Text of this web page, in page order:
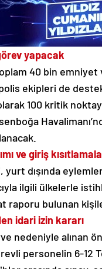
yapacak
40 bin emniyet
ekipleri de
100 kritik
ve giriş
dışında
ilgili ülkelerle
raporu bulunan
idari izin kararı
nedeniyle alınan
personelin 6-12